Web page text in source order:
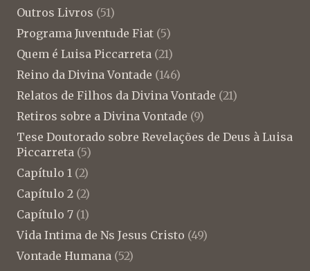
Outros Livros (51)
Programa Juventude Fiat (5)
Quem é Luisa Piccarreta (21)
Reino da Divina Vontade (146)
Relatos de Filhos da Divina Vontade (21)
Retiros sobre a Divina Vontade (9)
Tese Doutorado sobre Revelações de Deus à Luisa
Piccarreta (5)
Capítulo 1 (2)
Capítulo 2 (2)
Capítulo 7 (1)
Vida Intima de Ns Jesus Cristo (49)
Vontade Humana (52)